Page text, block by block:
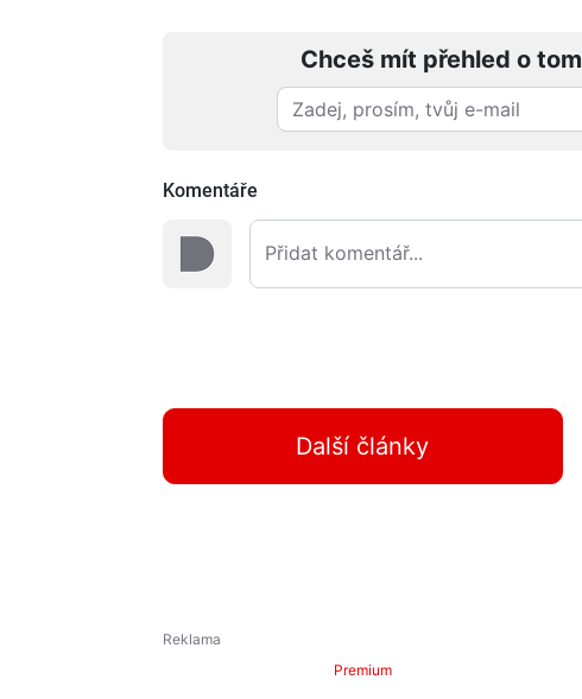
Chceš mít přehled o
Komentáře
Další články
Premium